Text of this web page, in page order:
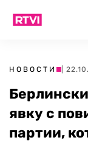
НОВОСТИ |
явку с
партии,